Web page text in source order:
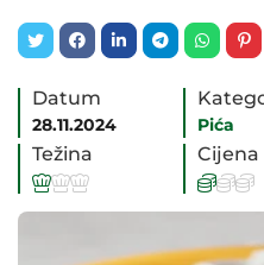
Datum
28.11.2024 Pića
Težina



Cijena


